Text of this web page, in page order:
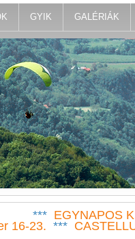
GYIK GALÉRIÁK
*** EGYNAPOS
16-23. ***